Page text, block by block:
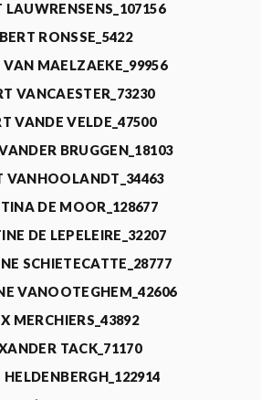
LAUWRENSENS_107156
RONSSE_5422
VAN MAELZAEKE_99956
VANCAESTER_73230
VANDE VELDE_47500
BRUGGEN_18103
VANHOOLANDT_34463
DE MOOR_128677
DE LEPELEIRE_32207
SCHIETECATTE_28777
VANOOTEGHEM_42606
MERCHIERS_43892
TACK_71170
HELDENBERGH_122914